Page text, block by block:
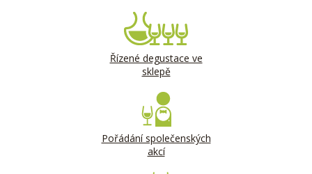
Řízené degustace ve
sklepě
Pořádání společenských
akcí